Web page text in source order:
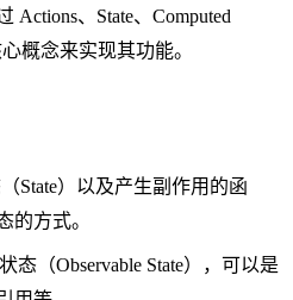
Actions、State、Computed
概念来实现其功能。
State）以及产生副作用的函
的方式。
态（Observable State），可以是